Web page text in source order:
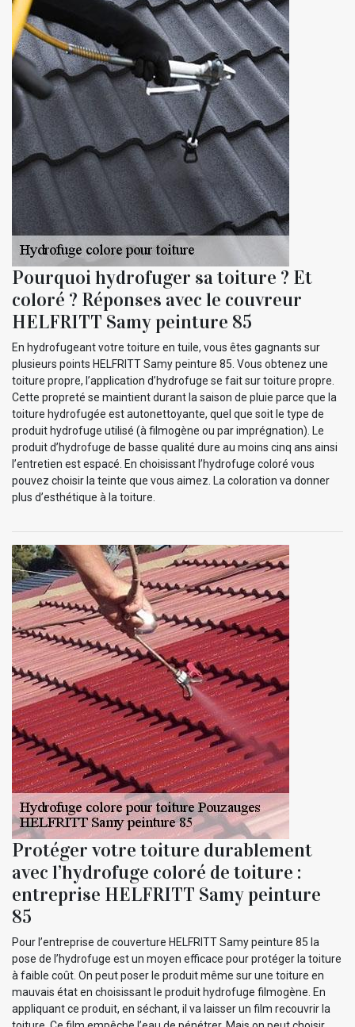
Pourquoi hydrofuger sa toiture ? Et
coloré ? Réponses avec le couvreur
HELFRITT Samy peinture 85
En hydrofugeant votre toiture en tuile, vous êtes gagnants sur
plusieurs points HELFRITT Samy peinture 85. Vous obtenez une
toiture propre, l’application d’hydrofuge se fait sur toiture propre.
Cette propreté se maintient durant la saison de pluie parce que la
toiture hydrofugée est autonettoyante, quel que soit le type de
produit hydrofuge utilisé (à filmogène ou par imprégnation). Le
produit d’hydrofuge de basse qualité dure au moins cinq ans ainsi
l’entretien est espacé. En choisissant l’hydrofuge coloré vous
pouvez choisir la teinte que vous aimez. La coloration va donner
plus d’esthétique à la toiture.
Protéger votre toiture durablement
avec l’hydrofuge coloré de toiture :
entreprise HELFRITT Samy peinture
85
Pour l’entreprise de couverture HELFRITT Samy peinture 85 la
pose de l’hydrofuge est un moyen efficace pour protéger la toiture
à faible coût. On peut poser le produit même sur une toiture en
mauvais état en choisissant le produit hydrofuge filmogène. En
appliquant ce produit, en séchant, il va laisser un film recouvrir la